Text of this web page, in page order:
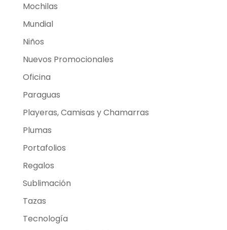
Mochilas
Mundial
Niños
Nuevos Promocionales
Oficina
Paraguas
Playeras, Camisas y Chamarras
Plumas
Portafolios
Regalos
Sublimación
Tazas
Tecnología